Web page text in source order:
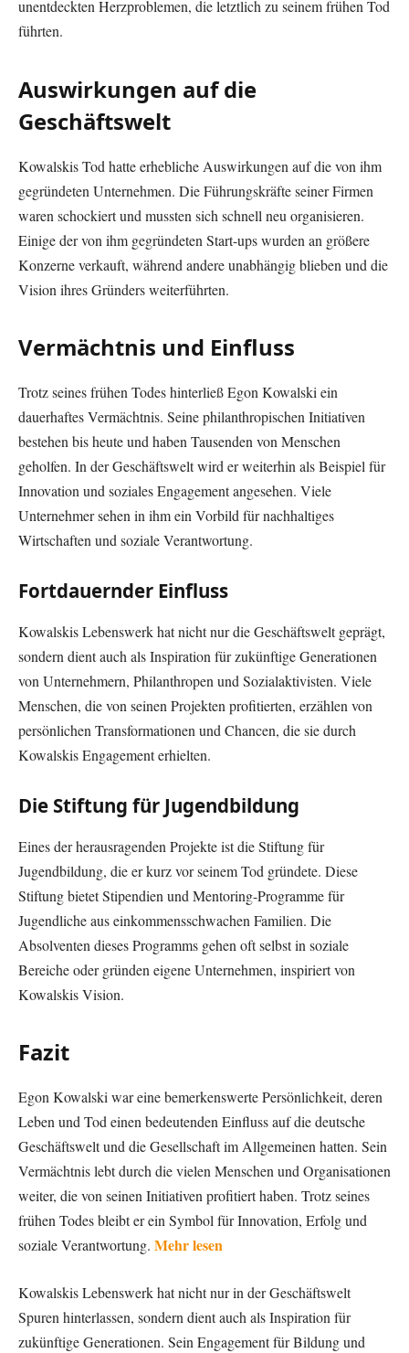
unentdeckten Herzproblemen, die letztlich zu seinem frühen Tod
führten.
Auswirkungen auf die
Geschäftswelt
Kowalskis Tod hatte erhebliche Auswirkungen auf die von ihm
gegründeten Unternehmen. Die Führungskräfte seiner Firmen
waren schockiert und mussten sich schnell neu organisieren.
Einige der von ihm gegründeten Start-ups wurden an größere
Konzerne verkauft, während andere unabhängig blieben und die
Vision ihres Gründers weiterführten.
Vermächtnis und Einfluss
Trotz seines frühen Todes hinterließ Egon Kowalski ein
dauerhaftes Vermächtnis. Seine philanthropischen Initiativen
bestehen bis heute und haben Tausenden von Menschen
geholfen. In der Geschäftswelt wird er weiterhin als Beispiel für
Innovation und soziales Engagement angesehen. Viele
Unternehmer sehen in ihm ein Vorbild für nachhaltiges
Wirtschaften und soziale Verantwortung.
Fortdauernder Einfluss
Kowalskis Lebenswerk hat nicht nur die Geschäftswelt geprägt,
sondern dient auch als Inspiration für zukünftige Generationen
von Unternehmern, Philanthropen und Sozialaktivisten. Viele
Menschen, die von seinen Projekten profitierten, erzählen von
persönlichen Transformationen und Chancen, die sie durch
Kowalskis Engagement erhielten.
Die Stiftung für Jugendbildung
Eines der herausragenden Projekte ist die Stiftung für
Jugendbildung, die er kurz vor seinem Tod gründete. Diese
Stiftung bietet Stipendien und Mentoring-Programme für
Jugendliche aus einkommensschwachen Familien. Die
Absolventen dieses Programms gehen oft selbst in soziale
Bereiche oder gründen eigene Unternehmen, inspiriert von
Kowalskis Vision.
Fazit
Egon Kowalski war eine bemerkenswerte Persönlichkeit, deren
Leben und Tod einen bedeutenden Einfluss auf die deutsche
Geschäftswelt und die Gesellschaft im Allgemeinen hatten. Sein
Vermächtnis lebt durch die vielen Menschen und Organisationen
weiter, die von seinen Initiativen profitiert haben. Trotz seines
frühen Todes bleibt er ein Symbol für Innovation, Erfolg und
soziale Verantwortung. Mehr lesen
Kowalskis Lebenswerk hat nicht nur in der Geschäftswelt
Spuren hinterlassen, sondern dient auch als Inspiration für
zukünftige Generationen. Sein Engagement für Bildung und